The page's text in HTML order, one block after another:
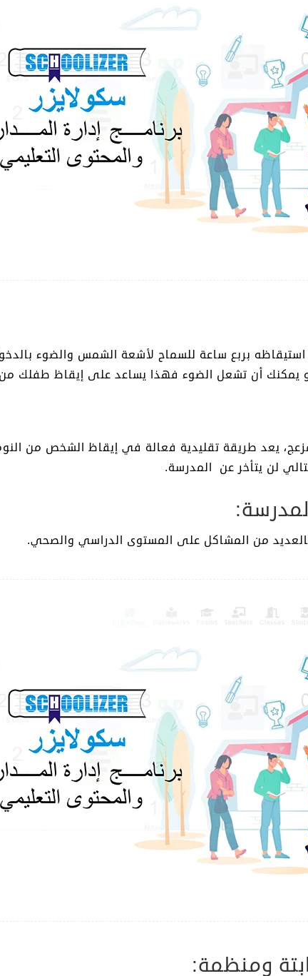
بربع ساعة للسماح لأشعة الشمس والضوء
يمكنك أن تشعل الضوء فهذا يساعد على إيقاظ طفلك
يعد طريقة تقليدية فعالة في إيقاظ الشخص من
لن يتأخر عن المدرسة.
من المشاكل على المستوى الدراسي والصحي.